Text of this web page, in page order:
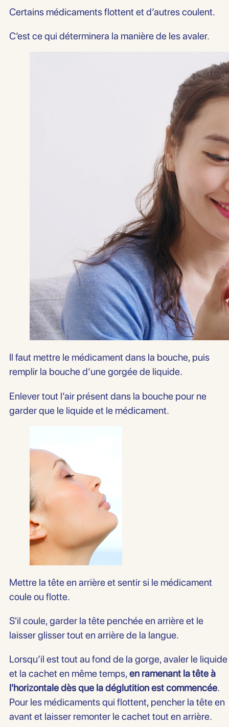
Certains médicaments flottent et d’autres coulent.
C’est ce qui déterminera la manière de les avaler.
Il faut mettre le médicament dans la bouche, puis
remplir la bouche d’une gorgée de liquide.
Enlever tout l’air présent dans la bouche pour ne
garder que le liquide et le médicament.
Mettre la tête en arrière et sentir si le médicament
coule ou flotte.
S'il coule, garder la tête penchée en arrière et le
laisser glisser tout en arrière de la langue.
Lorsqu’il est tout au fond de la gorge, avaler le liquide
et la cachet en même temps,en ramenant la tête à
l'horizontale dès que la déglutition est commencée.
Pour les médicaments qui flottent, pencher la tête en
avant et laisser remonter le cachet tout en arrière.